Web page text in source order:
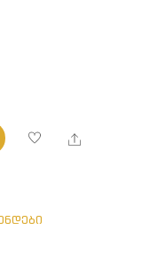
Share